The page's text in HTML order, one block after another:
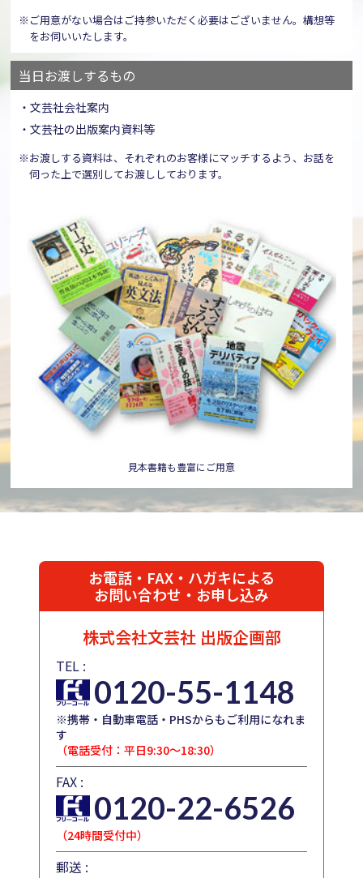
※ご用意がない場合はご持参いただく必要はございません。構想等
をお伺いいたします。
当日お渡しするもの
・文芸社会社案内
・文芸社の出版案内資料等
※お渡しする資料は、それぞれのお客様にマッチするよう、お話を
伺った上で選別してお渡ししております。
見本書籍も豊富にご用意
お電話・FAX・ハガキによる
お問い合わせ・お申し込み
株式会社文芸社 出版企画部
TEL :
0120-55-1148
※携帯・自動車電話・PHSからもご利用になれま
す
（電話受付：平日9:30～18:30）
FAX :
0120-22-6526
（24時間受付中）
郵送 :